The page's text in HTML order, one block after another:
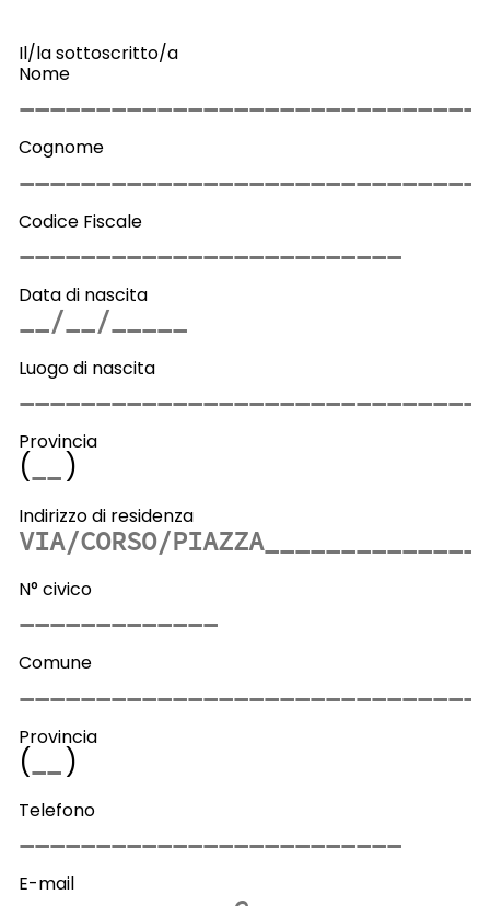
Il/la sottoscritto/a
Nome
Cognome
Codice Fiscale
Data di nascita
Luogo di nascita
Provincia
( )
Indirizzo di residenza
N° civico
Comune
Provincia
( )
Telefono
E-mail